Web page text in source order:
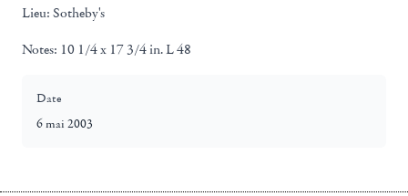
Lieu: Sotheby's
Notes: 10 1/4 x 17 3/4 in. L 48
Date
6 mai 2003